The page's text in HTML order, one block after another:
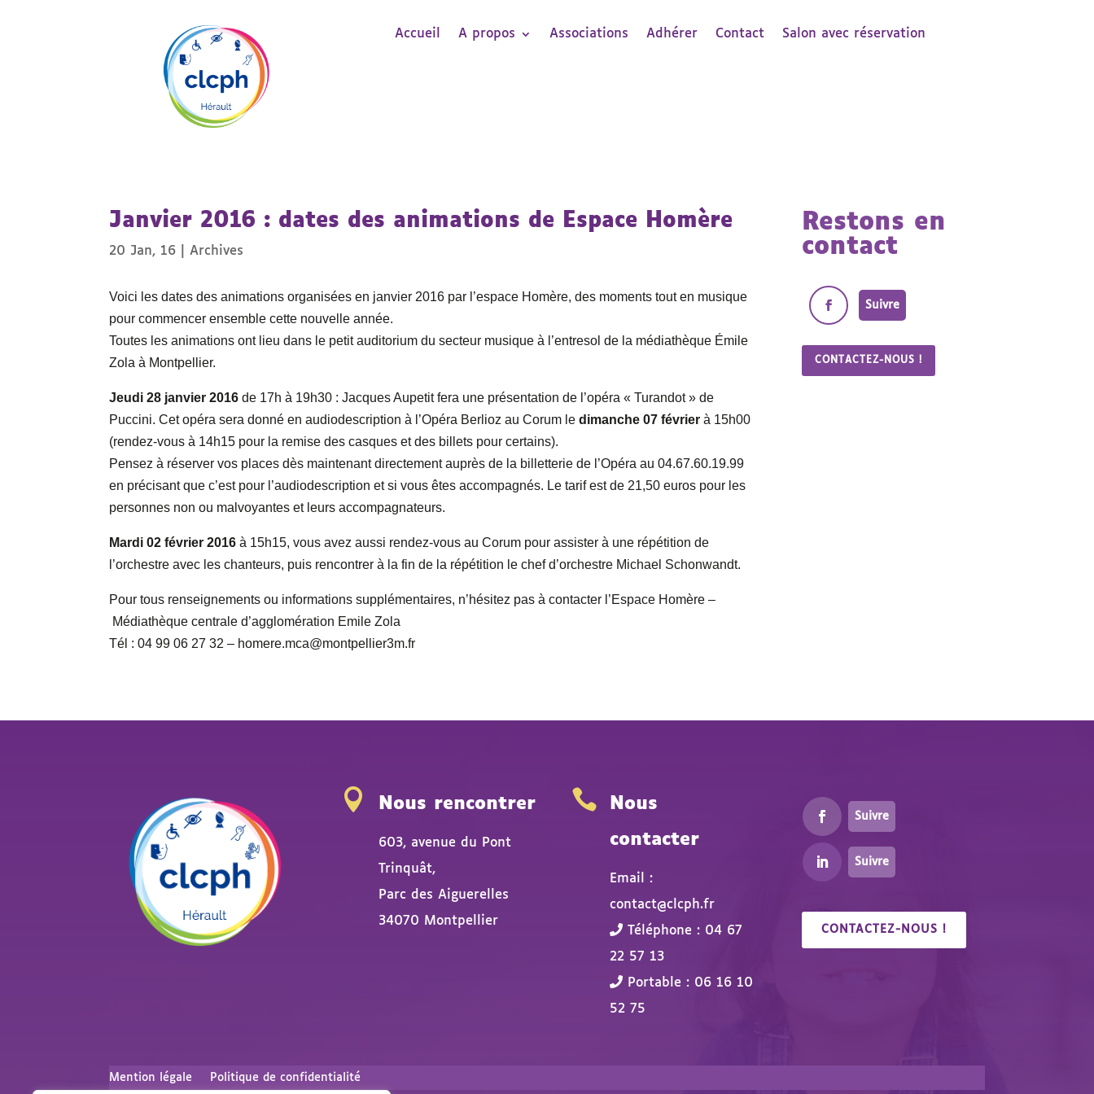
Accueil A propos Associations Adhérer Contact Salon avec réservation
Janvier 2016 : dates des animations de Espace Homère
20 Jan, 16 |Archives
Voici les dates des animations organisées en janvier 2016 par l’espace Homère, des moments tout en musique
pour commencer ensemble cette nouvelle année.
Toutes les animations ont lieu dans le petit auditorium du secteur musique à l’entresol de la médiathèque Émile
Zola à Montpellier.
Jeudi 28 janvier 2016 de 17h à 19h30 : Jacques Aupetit fera une présentation de l’opéra « Turandot » de
Puccini. Cet opéra sera donné en audiodescription à l’Opéra Berlioz au Corum le dimanche 07 février à 15h00
(rendez-vous à 14h15 pour la remise des casques et des billets pour certains).
Pensez à réserver vos places dès maintenant directement auprès de la billetterie de l’Opéra au 04.67.60.19.99
en précisant que c’est pour l’audiodescription et si vous êtes accompagnés. Le tarif est de 21,50 euros pour les
personnes non ou malvoyantes et leurs accompagnateurs.
Mardi 02 février 2016 à 15h15, vous avez aussi rendez-vous au Corum pour assister à une répétition de
l’orchestre avec les chanteurs, puis rencontrer à la fin de la répétition le chef d’orchestre Michael Schonwandt.
Pour tous renseignements ou informations supplémentaires, n’hésitez pas à contacter l’Espace Homère –
Médiathèque centrale d’agglomération Emile Zola
Tél : 04 99 06 27 32 – homere.mca@montpellier3m.fr
Restons en
contact
Suivre
CONTACTEZ-NOUS !
 Nous rencontrer
603, avenue du Pont
Trinquât,
Parc des Aiguerelles
34070 Montpellier

Nous
contacter
Email :
contact@clcph.fr
Téléphone : 04 67
22 57 13
Portable : 06 16 10
52 75
Suivre
Suivre
CONTACTEZ-NOUS !
Mention légale Politique de confidentialité